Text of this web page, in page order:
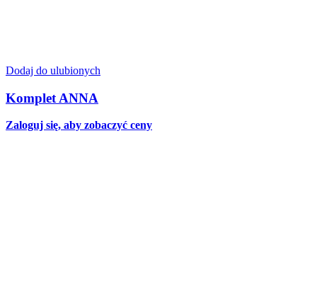
Dodaj do ulubionych
Komplet ANNA
Zaloguj się, aby zobaczyć ceny